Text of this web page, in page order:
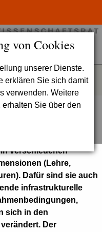
von Cookies
unserer Dienste.
erklären Sie sich damit
verwenden. Weitere
erhalten Sie über den
verschiedenen
(Lehre,
Dafür sind sie auch
infrastrukturelle
sich in den
Der